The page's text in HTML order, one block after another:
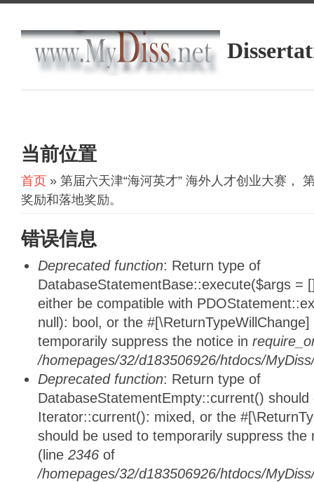
当前位置
首页 » 第届六天津“海河英才” 海外人才创业大赛，
奖励和落地奖励。
错误信息
Deprecated function: Return type of
DatabaseStatementBase::execute($args =
either be compatible with
null): bool, or the
temporarily suppress the notice in
/homepages/32/d183506926/htdocs/
Deprecated function: Return type of
DatabaseStatementEmpty::current()
Iterator::current(): mixed, or the
should be used to temporarily suppress
(line 2346 of
/homepages/32/d183506926/htdocs/